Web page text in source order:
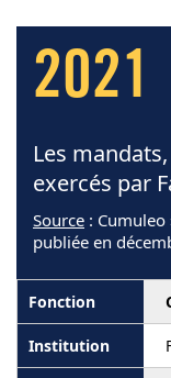
2021
Les
exercés par
Source :
publiée en